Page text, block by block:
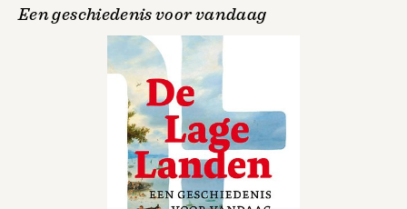
Een geschiedenis voor vandaag